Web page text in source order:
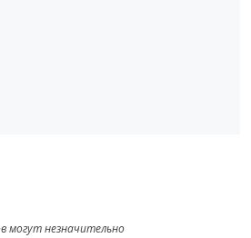
могут незначительно